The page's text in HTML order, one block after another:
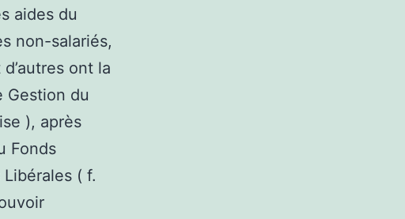
aides du
non-salariés,
ont la
Gestion du
), après
Fonds
( f.